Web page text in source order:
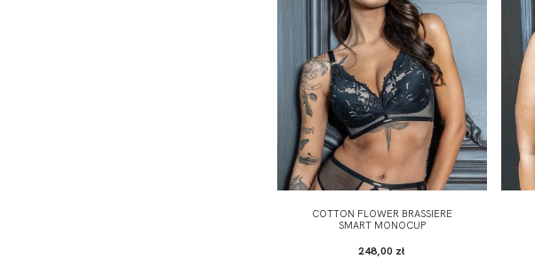
COTTON FLOWER BRASSIERE
SMART MONOCUP
248,00 zł